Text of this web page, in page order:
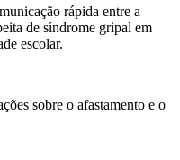
rápida entre a
de síndrome gripal em
escolar.
sobre o afastamento e o